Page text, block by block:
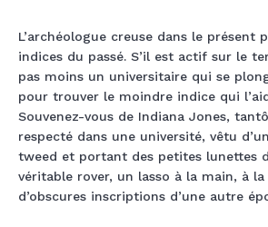
L’archéologue creuse dans le présent
indices du passé. S’il est actif sur le
pas moins un universitaire qui se
pour trouver le moindre indice qui
Souvenez-vous de Indiana Jones,
respecté dans une université, vêtu
tweed et portant des petites lunettes
véritable rover, un lasso à la main, à
d’obscures inscriptions d’une autre